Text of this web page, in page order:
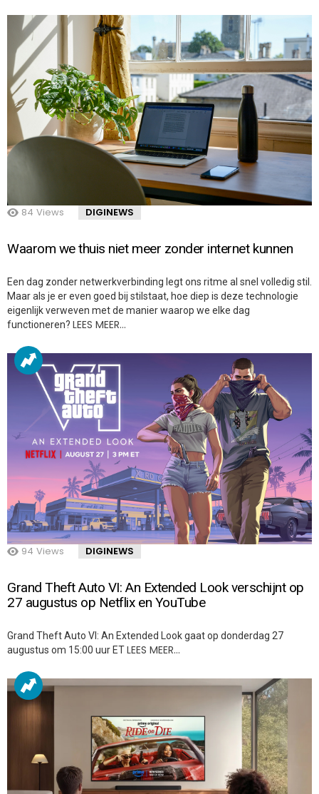
84 Views DIGINEWS
Waarom we thuis niet meer zonder internet kunnen
Een dag zonder netwerkverbinding legt ons ritme al snel volledig stil.
Maar als je er even goed bij stilstaat, hoe diep is deze technologie
eigenlijk verweven met de manier waarop we elke dag
functioneren? LEES MEER…
94 Views DIGINEWS
Grand Theft Auto VI: An Extended Look verschijnt op
27 augustus op Netflix en YouTube
Grand Theft Auto VI: An Extended Look gaat op donderdag 27
augustus om 15:00 uur ETLEES MEER…